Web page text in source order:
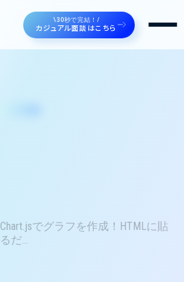
\30秒で完結！/
カジュアル面談はこちら
Chart.jsでグラフを作成！HTMLに貼
るだ...